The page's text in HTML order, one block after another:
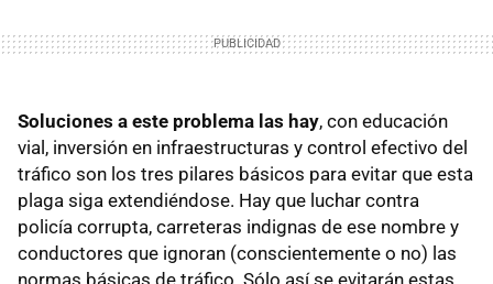
Soluciones a este problema las hay, con educación
vial, inversión en infraestructuras y control efectivo del
tráfico son los tres pilares básicos para evitar que esta
plaga siga extendiéndose. Hay que luchar contra
policía corrupta, carreteras indignas de ese nombre y
conductores que ignoran (conscientemente o no) las